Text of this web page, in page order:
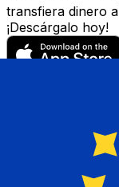
transfiera dinero
¡Descárgalo hoy!